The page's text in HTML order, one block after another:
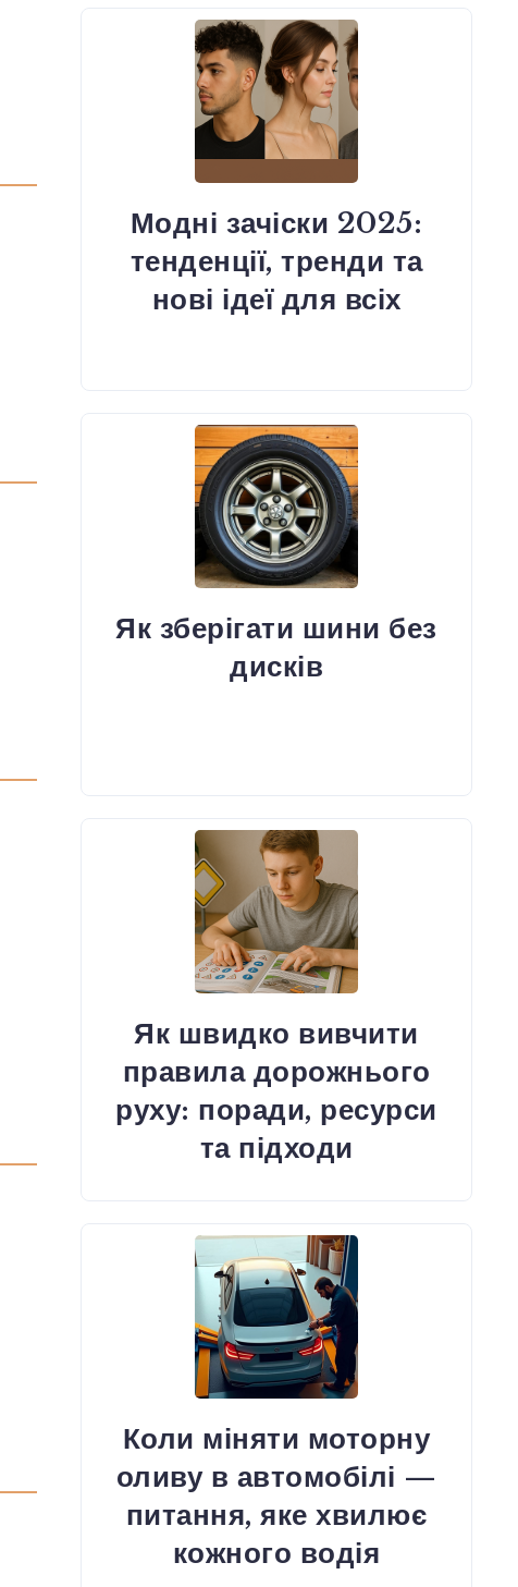
Модні зачіски 2025:
тенденції, тренди та
нові ідеї для всіх
Як зберігати шини без
дисків
Як швидко вивчити
правила дорожнього
руху: поради, ресурси
та підходи
Коли міняти моторну
оливу в автомобілі —
питання, яке хвилює
кожного водія